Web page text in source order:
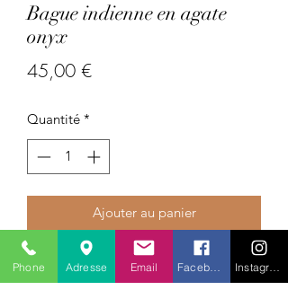
Bague indienne en agate
onyx
45,00 €Prix
Quantité *
Ajouter au panier
Pays : Inde
Pierres précieuses : agate onyx
Phone Adresse Email